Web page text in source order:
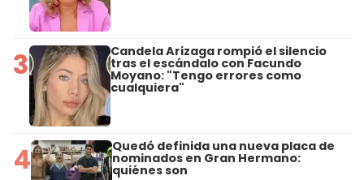
3 Candela Arizaga rompió el silencio
tras el escándalo con Facundo
Moyano: "Tengo errores como
cualquiera"
4 Quedó definida una nueva placa de
nominados en Gran Hermano:
quiénes son